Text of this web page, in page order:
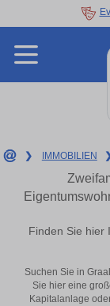
❯ IMMOBILIEN
Finden Sie hier
Suchen Sie in
Sie hier eine
Kapitalanlage